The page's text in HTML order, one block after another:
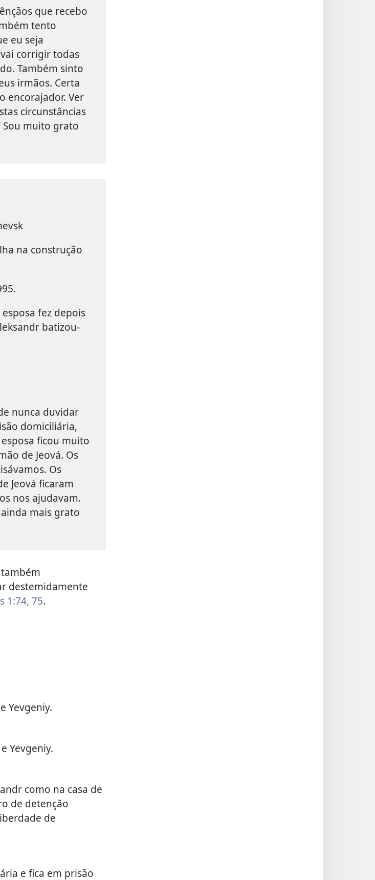
que recebo
tento
eu seja
corrigir todas
Também sinto
irmãos. Certa
encorajador. Ver
circunstâncias
Sou muito grato
na construção
fez depois
batizou-
nunca duvidar
domiciliária,
ficou muito
de Jeová. Os
Os
Jeová ficaram
nos ajudavam.
mais grato
destemidamente
1:74, 75.
Yevgeniy.
Yevgeniy.
como na casa de
de detenção
de
e fica em prisão